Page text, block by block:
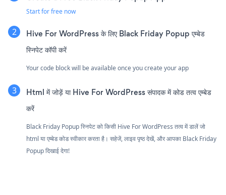
Start for free now
Hive For WordPress के लिए Black Friday Popup एम्बेड
स्निपेट कॉपी करें
Your code block will be available once you create your app
Html में जोड़ें या Hive For WordPress संपादक में कोड तत्व एम्बेड
करें
Black Friday Popup स्निपेट को किसी Hive For WordPress तत्व में डालें जो
html या एम्बेड कोड स्वीकार करता है। सहेजें, लाइव पृष्ठ देखें, और आपका Black Friday
Popup दिखाई देगा!